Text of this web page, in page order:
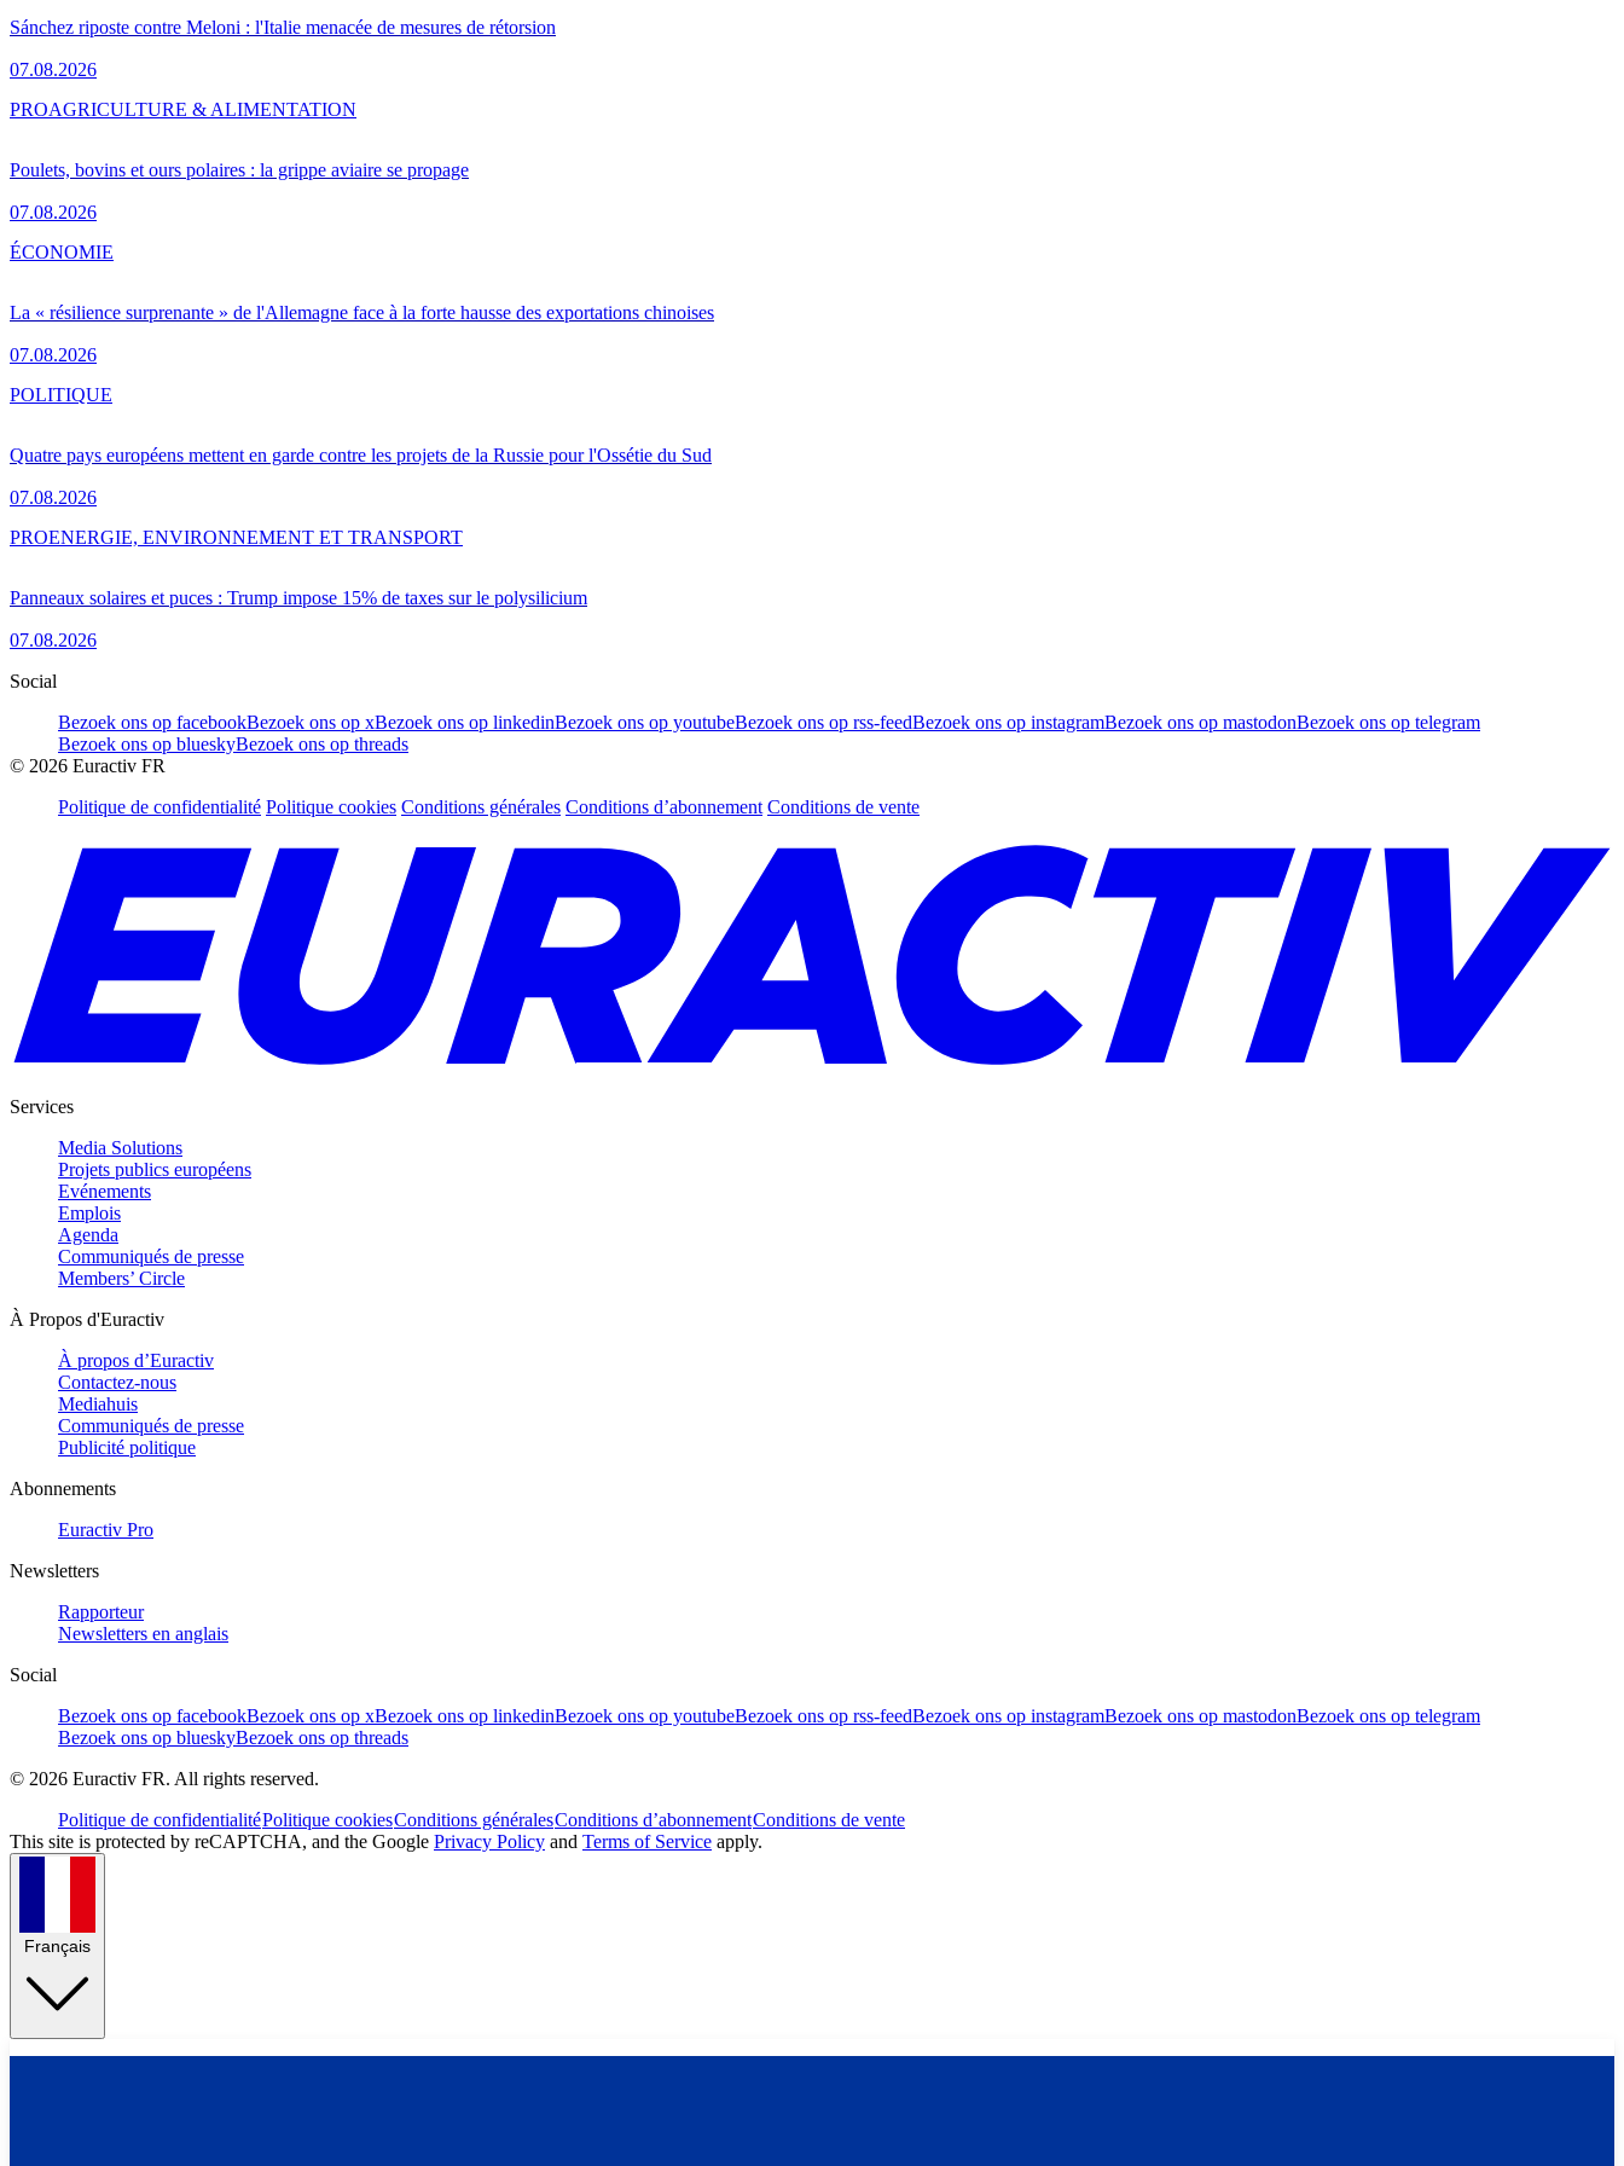
Sánchez riposte contre Meloni : l'Italie menacée de mesures de rétorsion
07.08.2026
Poulets, bovins et ours polaires : la grippe aviaire se propage
07.08.2026
PROAGRICULTURE & ALIMENTATION
La « résilience surprenante » de l'Allemagne face à la forte hausse des exportations chinoises
07.08.2026
ÉCONOMIE
Quatre pays européens mettent en garde contre les projets de la Russie pour l'Ossétie du Sud
07.08.2026
POLITIQUE
Panneaux solaires et puces : Trump impose 15% de taxes sur le polysilicium
07.08.2026
PROENERGIE, ENVIRONNEMENT ET TRANSPORT
Social
Bezoek ons op facebookBezoek ons op xBezoek ons op linkedinBezoek ons op youtubeBezoek ons op rss-feedBezoek ons op instagramBezoek ons op mastodonBezoek ons op telegram
Bezoek ons op blueskyBezoek ons op threads
© 2026 Euractiv FR
Politique de confidentialité Politique cookies Conditions générales Conditions d’abonnement Conditions de vente
Services
Media Solutions
Projets publics européens
Evénements
Emplois
Agenda
Communiqués de presse
Members’ Circle
À Propos d'Euractiv
À propos d’Euractiv
Contactez-nous
Mediahuis
Communiqués de presse
Publicité politique
Abonnements
Euractiv Pro
Newsletters
Rapporteur
Newsletters en anglais
Social
Bezoek ons op facebookBezoek ons op xBezoek ons op linkedinBezoek ons op youtubeBezoek ons op rss-feedBezoek ons op instagramBezoek ons op mastodonBezoek ons op telegram
Bezoek ons op blueskyBezoek ons op threads
© 2026 Euractiv FR. All rights reserved.
Politique de confidentialitéPolitique cookiesConditions généralesConditions d’abonnementConditions de vente
This site is protected by reCAPTCHA, and the Google Privacy Policy and Terms of Service apply.
Français